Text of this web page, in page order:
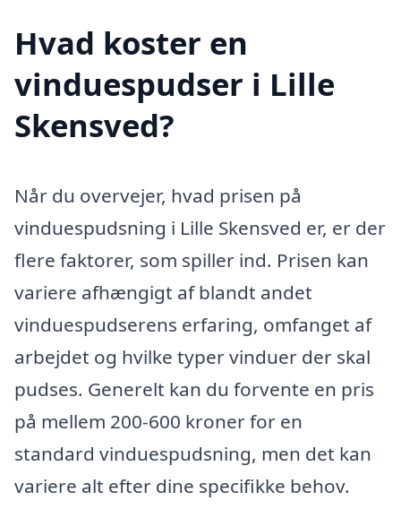
Hvad koster en
vinduespudser i Lille
Skensved?
Når du overvejer, hvad prisen på
vinduespudsning i Lille Skensved er, er der
flere faktorer, som spiller ind. Prisen kan
variere afhængigt af blandt andet
vinduespudserens erfaring, omfanget af
arbejdet og hvilke typer vinduer der skal
pudses. Generelt kan du forvente en pris
på mellem 200-600 kroner for en
standard vinduespudsning, men det kan
variere alt efter dine specifikke behov.